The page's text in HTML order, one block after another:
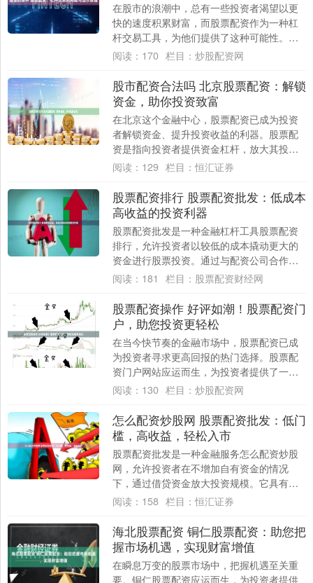
在股市的浪潮中，总有一些投资者渴望以更
快的速度积累财富，而股票配资作为一种杠
杆交易工具，为他们提供了这种可能性。然
而，杠杆如同一把双刃剑，既能放大收益，
阅读： 170 栏目： 炒股配资网
股市配资合法吗 北京股票配资：解锁
资金，助你投资致富
在北京这个金融中心，股票配资已成为投资
者解锁资金、提升投资收益的利器。股票配
资是指向投资者提供资金杠杆，放大其投资
能力的一种融资方式。 股票配资是一种融资
阅读： 129 栏目：恒汇证券
股票配资排行 股票配资批发：低成本
高收益的投资利器
股票配资批发是一种金融杠杆工具股票配资
排行，允许投资者以较低的成本撬动更大的
资金进行股票投资。通过与配资公司合作，
投资者可以获得高达其自有资金数倍的配资
阅读： 181 栏目： 股票配资财经网
股票配资操作 好评如潮！股票配资门
户，助您投资更轻松
在当今快节奏的金融市场中，股票配资已成
为投资者寻求更高回报的热门选择。股票配
资门户网站应运而生，为投资者提供了一个
便捷的平台，让他们可以轻松地获得配资服
阅读： 130 栏目： 炒股配资网
怎么配资炒股网 股票配资批发：低门
槛，高收益，轻松入市
股票配资批发是一种金融服务怎么配资炒股
网，允许投资者在不增加自有资金的情况
下，通过借贷资金放大投资规模。它具有以
下优势： 股票配资是一种融资方式，投资者
阅读： 158 栏目：恒汇证券
海北股票配资 铜仁股票配资：助您把
握市场机遇，实现财富增值
在瞬息万变的股票市场中，把握机遇至关重
要。铜仁股票配资应运而生，为投资者提供